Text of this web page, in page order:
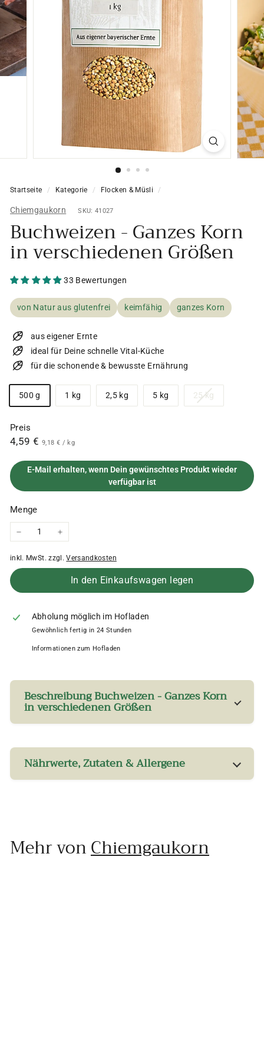
Startseite / Kategorie / Flocken & Müsli /
Chiemgaukorn SKU: 41027
Buchweizen - Ganzes Korn
in verschiedenen Größen
33 Bewertungen
von Natur aus glutenfrei keimfähig ganzes Korn
aus eigener Ernte
ideal für Deine schnelle Vital-Küche
für die schonende & bewusste Ernährung
Größe
500 g 1 kg 2,5 kg 5 kg 25 kg
ausverkauft
Preis
Normaler
4,59 € 4,59
9,18 € 9,18
/ kg
E-Mail erhalten, wenn Dein gewünschtes Produkt wieder
verfügbar ist
Menge
inkl. MwSt. zzgl.Versandkosten
In den Einkaufswagen legen
Abholung möglich im Hofladen
Gewöhnlich fertig in 24 Stunden
Informationen zum Hofladen
Beschreibung Buchweizen - Ganzes Korn
in verschiedenen Größen
Nährwerte, Zutaten & Allergene
Mehr vonChiemgaukorn